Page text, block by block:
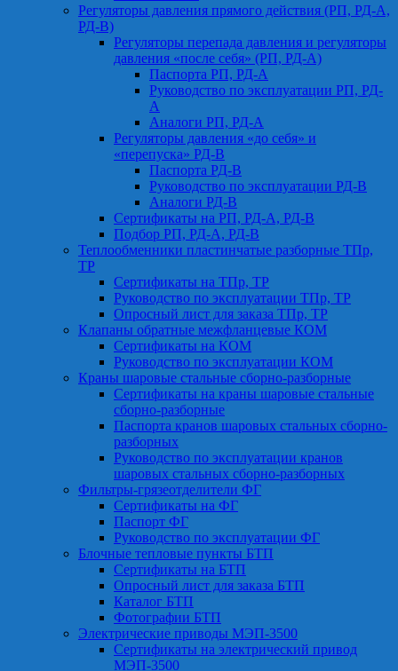
Регуляторы давления прямого действия (РП, РД-А,
РД-В)
Регуляторы перепада давления и регуляторы
давления «после себя» (РП, РД-А)
Паспорта РП, РД-А
Руководство по эксплуатации РП, РД-
А
Аналоги РП, РД-А
Регуляторы давления «до себя» и
«перепуска» РД-В
Паспорта РД-В
Руководство по эксплуатации РД-В
Аналоги РД-В
Сертификаты на РП, РД-А, РД-В
Подбор РП, РД-А, РД-В
Теплообменники пластинчатые разборные ТПр,
ТР
Сертификаты на ТПр, ТР
Руководство по эксплуатации ТПр, ТР
Опросный лист для заказа ТПр, ТР
Клапаны обратные межфланцевые КОМ
Сертификаты на КОМ
Руководство по эксплуатации КОМ
Краны шаровые стальные сборно-разборные
Сертификаты на краны шаровые стальные
сборно-разборные
Паспорта кранов шаровых стальных сборно-
разборных
Руководство по эксплуатации кранов
шаровых стальных сборно-разборных
Фильтры-грязеотделители ФГ
Сертификаты на ФГ
Паспорт ФГ
Руководство по эксплуатации ФГ
Блочные тепловые пункты БТП
Сертификаты на БТП
Опросный лист для заказа БТП
Каталог БТП
Фотографии БТП
Электрические приводы МЭП-3500
Сертификаты на электрический привод
МЭП-3500